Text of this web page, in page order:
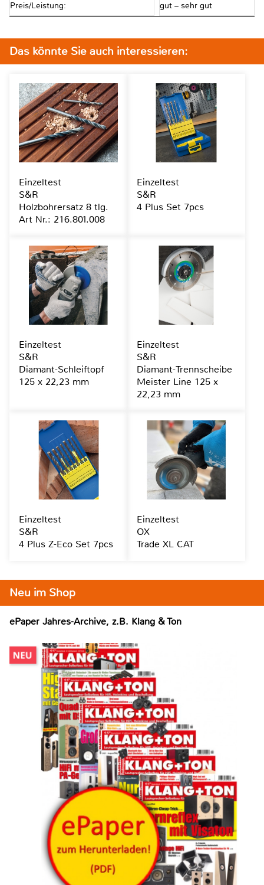
Preis/Leistung: gut – sehr gut
Neu im Shop
ePaper Jahres-Archive, z.B. Klang & Ton
Das könnte Sie auch interessieren:
Einzeltest
S&R
Holzbohrersatz 8 tlg.
Art Nr.: 216.801.008
Einzeltest
S&R
4 Plus Set 7pcs
Einzeltest
S&R
Diamant-Schleiftopf
125 x 22,23 mm
Einzeltest
S&R
Diamant-Trennscheibe
Meister Line 125 x
22,23 mm
Einzeltest
S&R
4 Plus Z-Eco Set 7pcs
Einzeltest
OX
Trade XL CAT